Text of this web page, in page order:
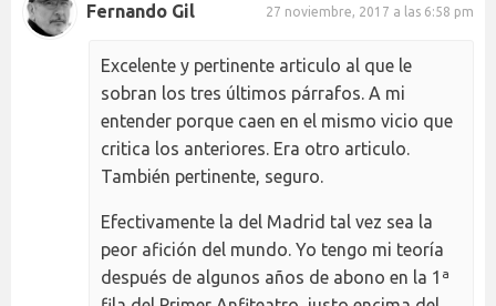
Fernando Gil 27 noviembre, 2017 a las 6:58 pm
Excelente y pertinente articulo al que le
sobran los tres últimos párrafos. A mi
entender porque caen en el mismo vicio que
critica los anteriores. Era otro articulo.
También pertinente, seguro.
Efectivamente la del Madrid tal vez sea la
peor afición del mundo. Yo tengo mi teoría
después de algunos años de abono en la 1ª